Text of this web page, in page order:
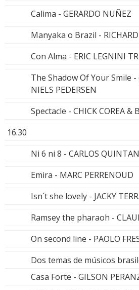
Calima - GERARDO NUÑEZ
Manyaka o Brazil -
Con Alma - ERIC LEGNINI
The Shadow Of Your Smile
NIELS PEDERSEN
Spectacle - CHICK COREA &
16.30
Ni 6 ni 8 - CARLOS
Emira - MARC PERRENOUD
Isn´t she lovely - JACKY
Ramsey the pharaoh -
On second line - PAOLO
Dos temas de músicos
Casa Forte - GILSON